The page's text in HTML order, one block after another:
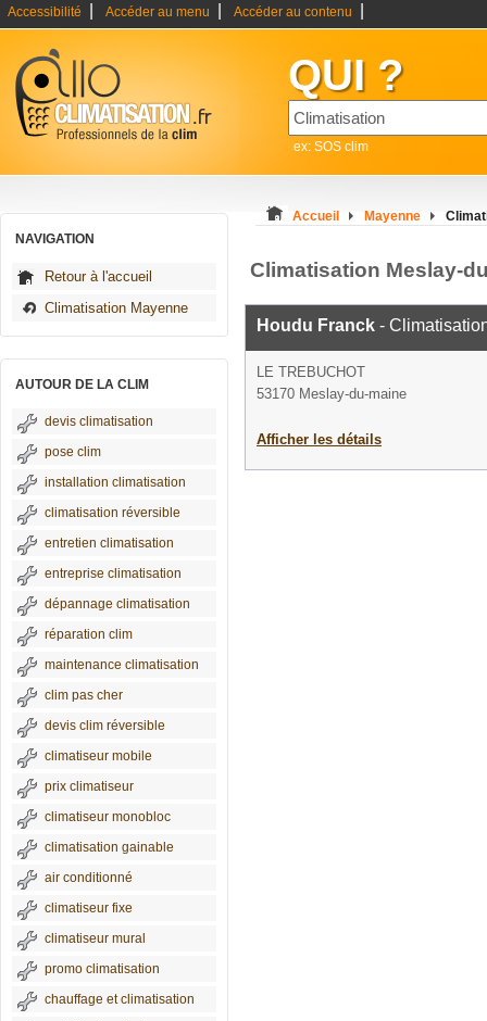
Accessibilité Accéder au menu Accéder au contenu
QUI ?
ex: SOS clim
NAVIGATION
Retour à l'accueil
Climatisation Mayenne
AUTOUR DE LA CLIM
devis climatisation
pose clim
installation climatisation
climatisation réversible
entretien climatisation
entreprise climatisation
dépannage climatisation
réparation clim
maintenance climatisation
clim pas cher
devis clim réversible
climatiseur mobile
prix climatiseur
climatiseur monobloc
climatisation gainable
air conditionné
climatiseur fixe
climatiseur mural
promo climatisation
chauffage et climatisation
Accueil Mayenne
Climatisation Meslay-
Houdu Franck -
LE TREBUCHOT
53170 Meslay-du-maine
Afficher les détails